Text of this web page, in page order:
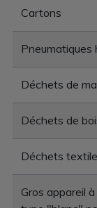
Cartons
Pneumatiques
Déchets de
Déchets de
Déchets
Gros appareil